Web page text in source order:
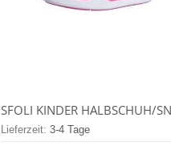
Lieferzeit: 3-4 Tage